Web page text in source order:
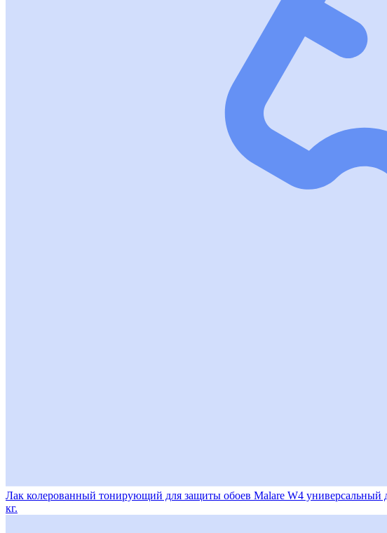
Лак колерованный тонирующий для защиты обоев Malare W4 универсальный
кг.